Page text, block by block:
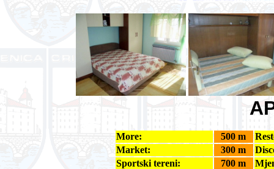
More: 500 m
Market:
300 m
Sportski tereni:
700 m